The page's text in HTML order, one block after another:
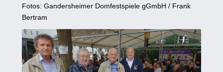
Fotos: Gandersheimer Domfestspiele gGmbH / Frank
Bertram